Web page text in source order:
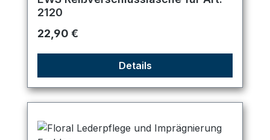
2120
Regulärer Preis:
22,90 €
Details